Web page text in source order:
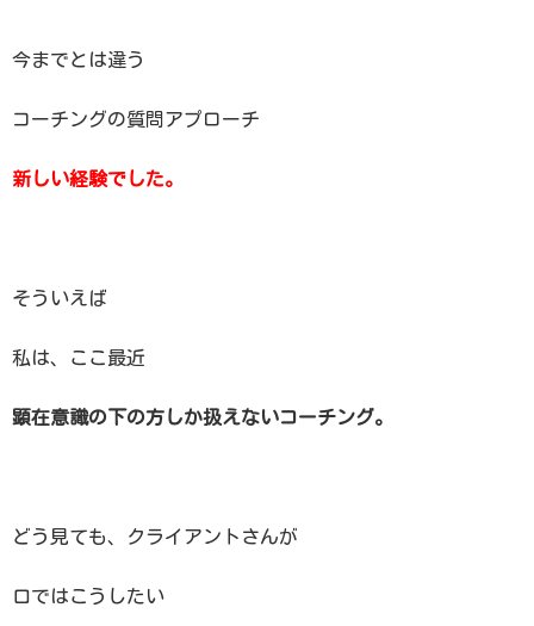
今までとは違う
コーチングの質問アプローチ
新しい経験でした。
そういえば
私は、ここ最近
顕在意識の下の方しか扱えないコーチング。
どう見ても、 クライアントさんが
口ではこうしたい